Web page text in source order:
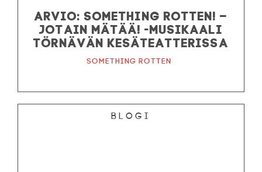
ARVIO: Something Rotten! –
Jotain mätää! -musikaali
Törnävän kesäteatterissa
Something Rotten
Blogi